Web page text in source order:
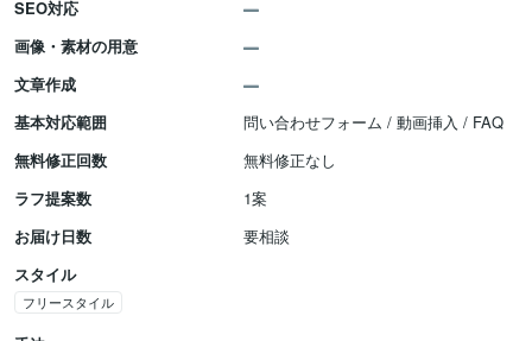
SEO対応
画像・素材の用意
文章作成
基本対応範囲
問い合わせフォーム / 動画挿入 / FAQ
無料修正回数
無料修正なし
ラフ提案数
1案
お届け日数
要相談
スタイル
フリースタイル